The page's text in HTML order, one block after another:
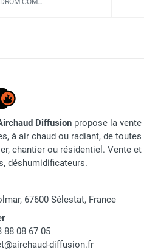
au fioul
au gaz rayonnant
rideau rayonnant
électrique
encastrable
chaude
pour pompe à
portes tournantes
Raccord gaz
Alimentation
Allumage et contrôle
Marque
DROM-COM…
Diffusion propose la
à air chaud ou radiant, de
chantier ou résidentiel. Vente
déshumidificateurs.
67600 Sélestat, France
88 08 67 05
diffusion.fr